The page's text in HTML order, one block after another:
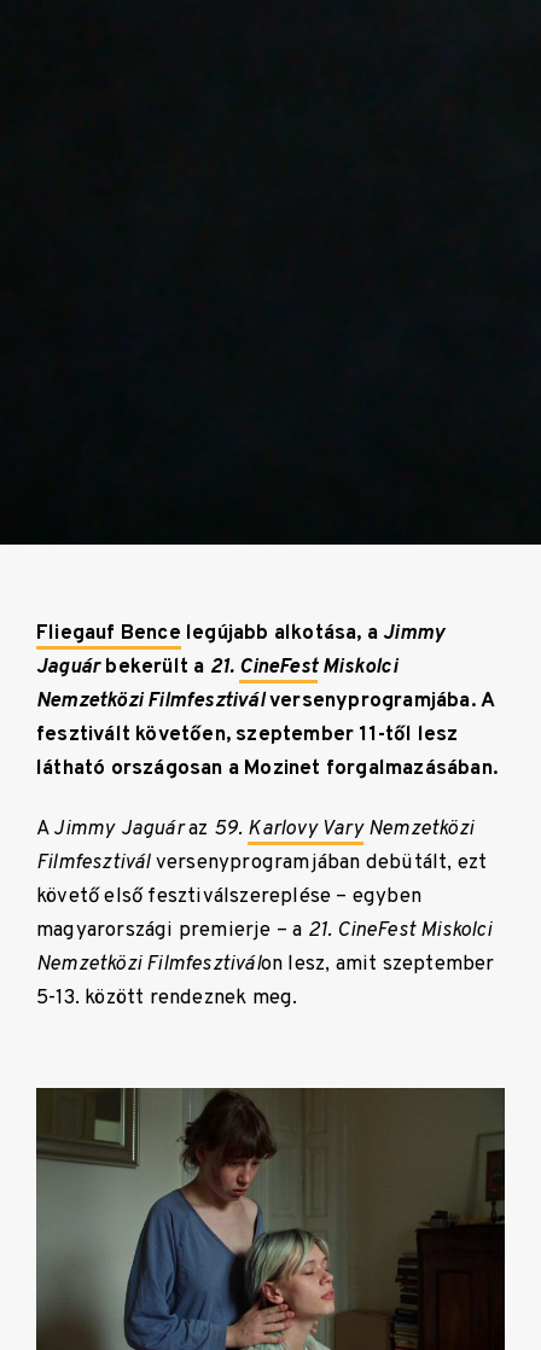
Fliegauf Bence legújabb alkotása, aJimmy
Jaguárbekerült a 21. CineFestMiskolci
Nemzetközi Filmfesztiválversenyprogramjába. A
fesztivált követően, szeptember 11-től lesz
látható országosan a Mozinet forgalmazásában.
AJimmy Jaguáraz 59. Karlovy VaryNemzetközi
Filmfesztiválversenyprogramjában debütált, ezt
követő első fesztiválszereplése – egyben
magyarországi premierje – a 21. CineFest Miskolci
Nemzetközi Filmfesztiválon lesz, amit szeptember
5-13. között rendeznek meg.